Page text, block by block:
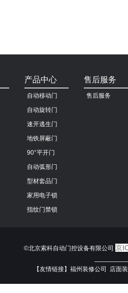
产品中心
自动移动门
自动旋转门
速开逃生门
地铁屏蔽门
90°平开门
自动弧形门
型材套品门
家用电子锁
指纹门禁锁
售后服务
售后服务
©北京索科自动门控设备有限公司 京
【友情链接】 福州装修公司 店面